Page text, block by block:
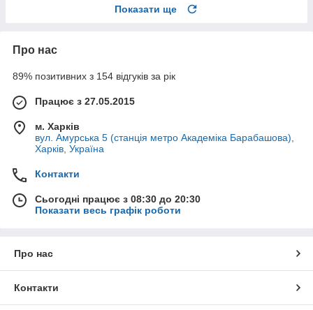
Показати ще
Про нас
89% позитивних з 154 відгуків за рік
Працює з 27.05.2015
м. Харків
вул. Амурська 5 (станція метро Академіка Барабашова),
Харків, Україна
Контакти
Сьогодні працює з 08:30 до 20:30
Показати весь графік роботи
Про нас
Контакти